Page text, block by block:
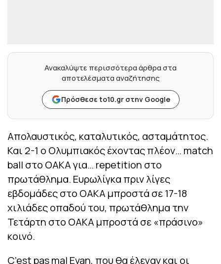
Ανακαλύψτε περισσότερα άρθρα στα
αποτελέσματα αναζήτησης
Πρόσθεσε to10.gr στην Google
Απολαυστικός, καταλυτικός, ασταμάτητος.
Και 2-1 ο Ολυμπιακός έχοντας πλέον… match
ball στο ΟΑΚΑ για… repetition στο
πρωτάθλημα. Ευρωλίγκα πριν λίγες
εβδομάδες στο ΟΑΚΑ μπροστά σε 17-18
χιλιάδες οπαδού του, πρωτάθλημα την
Τετάρτη στο ΟΑΚΑ μπροστά σε «πράσινο»
κοινό.
C’est pas mal Evan, που θα έλεγαν και οι